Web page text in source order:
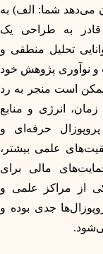
می‌دهد شما: الف) به
به طراحی یک
تحلیل منطقی و
و نوآوری پژوهش خود
ممکن است منجر به رد
انرژی و منابع
حرفه‌ای و
علمی بیشتر،
مالی برای
از مراکز علمی و
جدی بوده و